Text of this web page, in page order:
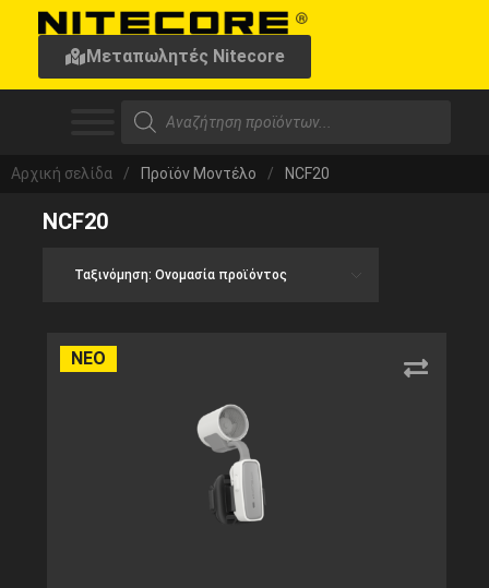
Μεταπωλητές Nitecore
Αρχική σελίδα / Προϊόν Μοντέλο / NCF20
NCF20
ΝΕΟ